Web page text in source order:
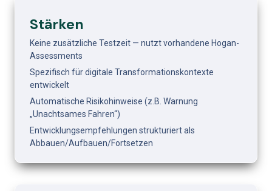
Stärken
Keine zusätzliche Testzeit — nutzt vorhandene Hogan-
Assessments
Spezifisch für digitale Transformationskontexte
entwickelt
Automatische Risikohinweise (z.B. Warnung
„Unachtsames Fahren“)
Entwicklungsempfehlungen strukturiert als
Abbauen/Aufbauen/Fortsetzen